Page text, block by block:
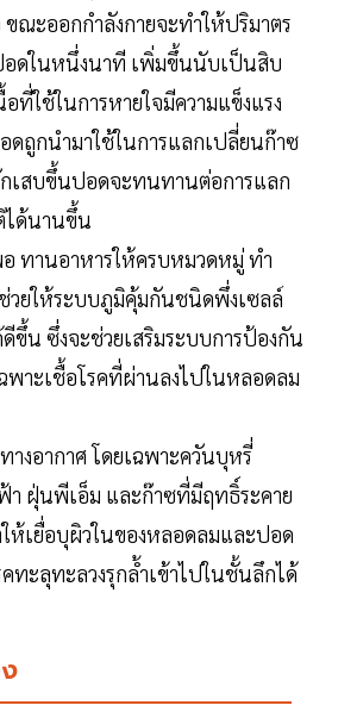
ขณะออกกำลังกายจะทำให้ปริมาตร
อดในหนึ่งนาที เพิ่มขึ้นนับเป็นสิบ
ที่ใช้ในการหายใจมีความแข็งแรง
ดถูกนำมาใช้ในการแลกเปลี่ยนก๊าซ
เสบขึ้นปอดจะทนทานต่อการแลก
ด้นานขึ้น
ทานอาหารให้ครบหมวดหมู่ ทำ
วยให้ระบบภูมิคุ้มกันชนิดพึ่งเซลล์
ดีขึ้น ซึ่งจะช่วยเสริมระบบการป้องกัน
พาะเชื้อโรคที่ผ่านลงไปในหลอดลม
างอากาศ โดยเฉพาะควันบุหรี่
า ฝุ่นพีเอ็ม และก๊าซที่มีฤทธิ์ระคาย
ให้เยื่อบุผิวในของหลอดลมและปอด
ทะลุทะลวงรุกล้ำเข้าไปในชั้นลึกได้